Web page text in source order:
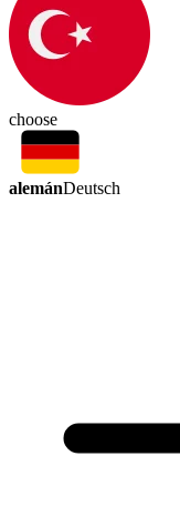
choose
alemánDeutsch